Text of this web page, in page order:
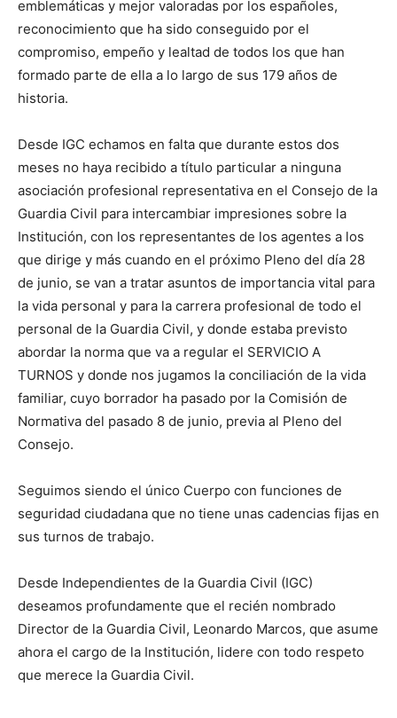
emblemáticas y mejor valoradas por los españoles,
reconocimiento que ha sido conseguido por el
compromiso, empeño y lealtad de todos los que han
formado parte de ella a lo largo de sus 179 años de
historia.
Desde IGC echamos en falta que durante estos dos
meses no haya recibido a título particular a ninguna
asociación profesional representativa en el Consejo de la
Guardia Civil para intercambiar impresiones sobre la
Institución, con los representantes de los agentes a los
que dirige y más cuando en el próximo Pleno del día 28
de junio, se van a tratar asuntos de importancia vital para
la vida personal y para la carrera profesional de todo el
personal de la Guardia Civil, y donde estaba previsto
abordar la norma que va a regular el SERVICIO A
TURNOS y donde nos jugamos la conciliación de la vida
familiar, cuyo borrador ha pasado por la Comisión de
Normativa del pasado 8 de junio, previa al Pleno del
Consejo.
Seguimos siendo el único Cuerpo con funciones de
seguridad ciudadana que no tiene unas cadencias fijas en
sus turnos de trabajo.
Desde Independientes de la Guardia Civil (IGC)
deseamos profundamente que el recién nombrado
Director de la Guardia Civil, Leonardo Marcos, que asume
ahora el cargo de la Institución, lidere con todo respeto
que merece la Guardia Civil.